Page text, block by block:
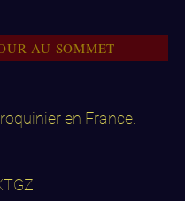
AU SOMMET
en France.